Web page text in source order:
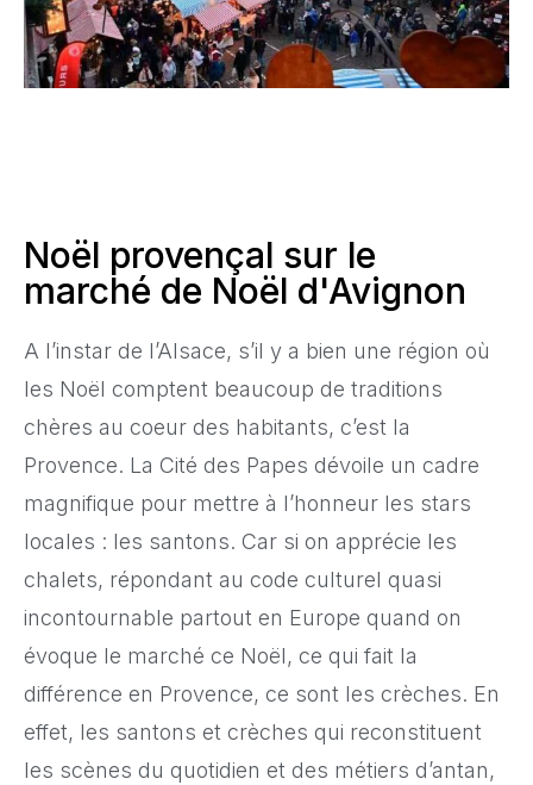
Noël provençal sur le
marché de Noël d'Avignon
A l’instar de l’Alsace, s’il y a bien une région où
les Noël comptent beaucoup de traditions
chères au coeur des habitants, c’est la
Provence. La Cité des Papes dévoile un cadre
magnifique pour mettre à l’honneur les stars
locales : les santons. Car si on apprécie les
chalets, répondant au code culturel quasi
incontournable partout en Europe quand on
évoque le marché ce Noël, ce qui fait la
différence en Provence, ce sont les crèches. En
effet, les santons et crèches qui reconstituent
les scènes du quotidien et des métiers d’antan,